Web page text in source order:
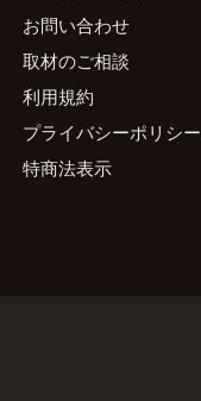
お問い合わせ
取材のご相談
利用規約
プライバシーポリシー
特商法表示